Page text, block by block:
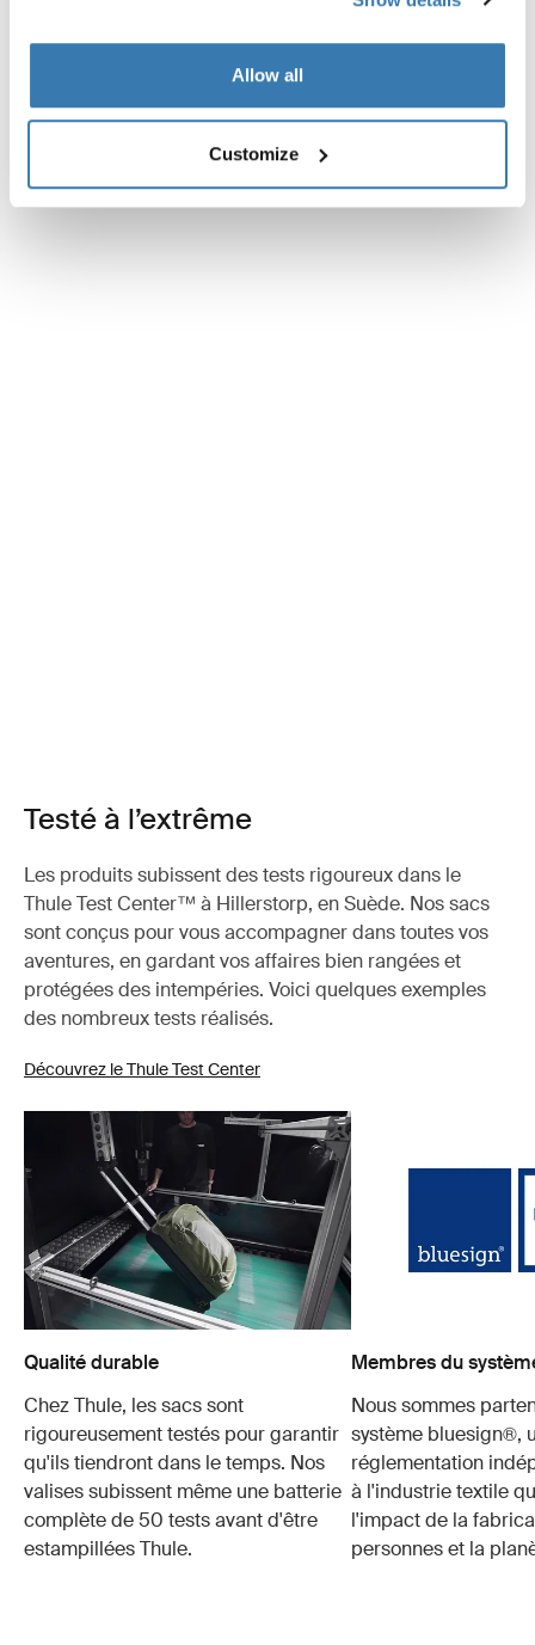
Allow all
Customize
Testé à l’extrême
Les produits subissent des tests rigoureux dans le
Thule Test Center™ à Hillerstorp, en Suède. Nos sacs
sont conçus pour vous accompagner dans toutes vos
aventures, en gardant vos affaires bien rangées et
protégées des intempéries. Voici quelques exemples
des nombreux tests réalisés.
Découvrez le Thule Test Center
Qualité durable
Chez Thule, les sacs sont
rigoureusement testés pour garantir
qu'ils tiendront dans le temps. Nos
valises subissent même une batterie
complète de 50 tests avant d'être
estampillées Thule.
Membres du
Nous sommes
système bluesign®,
réglementation
à l'industrie textile
l'impact de la
personnes et la